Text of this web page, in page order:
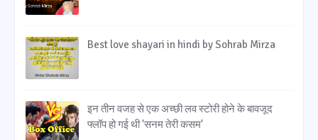
Best love shayari in hindi by Sohrab Mirza
इन तीन वजह से एक अच्छी लव स्टोरी होने के बावजूद
फ्लॉप हो गई थी 'सनम तेरी कसम'